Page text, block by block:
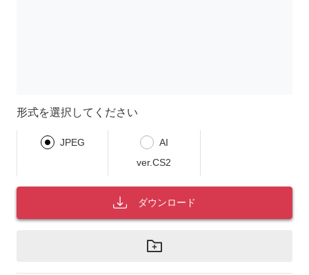
形式を選択してください
JPEG
AI
ver.CS2
ダウンロード